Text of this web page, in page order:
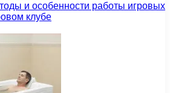
и особенности работы игровых
клубе